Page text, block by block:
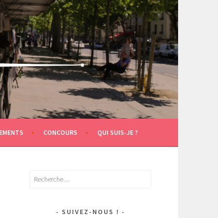
CONCOURS QUI SUIS-JE ?
Rechercher :
SUIVEZ-NOUS !